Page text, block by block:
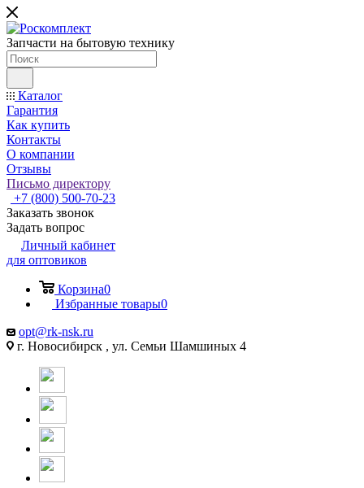
Запчасти на бытовую технику
Каталог
Гарантия
Как купить
Контакты
О компании
Отзывы
Письмо директору
+7 (800) 500-70-23
Заказать звонок
Задать вопрос
Личный кабинет
для оптовиков
Корзина0
Избранные товары0
opt@rk-nsk.ru
г. Новосибирск , ул. Семьи Шамшиных 4